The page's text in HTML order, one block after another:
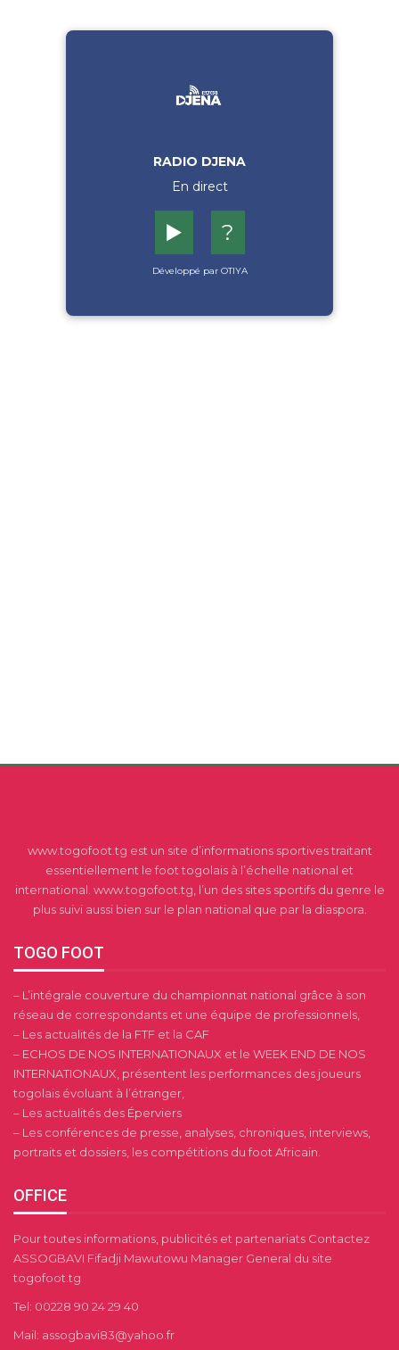
RADIO DJENA
En direct
▶️ ?
Développé par OTIYA
www.togofoot.tg est un site d’informations sportives traitant
essentiellement le foot togolais à l’échelle national et
international. www.togofoot.tg, l’un des sites sportifs du genre le
plus suivi aussi bien sur le plan national que par la diaspora.
TOGO FOOT
– L’intégrale couverture du championnat national grâce à son
réseau de correspondants et une équipe de professionnels,
– Les actualités de la FTF et la CAF
– ECHOS DE NOS INTERNATIONAUX et le WEEK END DE NOS
INTERNATIONAUX, présentent les performances des joueurs
togolais évoluant à l’étranger,
– Les actualités des Éperviers
– Les conférences de presse, analyses, chroniques, interviews,
portraits et dossiers, les compétitions du foot Africain.
OFFICE
Pour toutes informations, publicités et partenariats Contactez
ASSOGBAVI Fifadji Mawutowu Manager General du site
togofoot.tg
Tel: 00228 90 24 29 40
Mail: assogbavi83@yahoo.fr